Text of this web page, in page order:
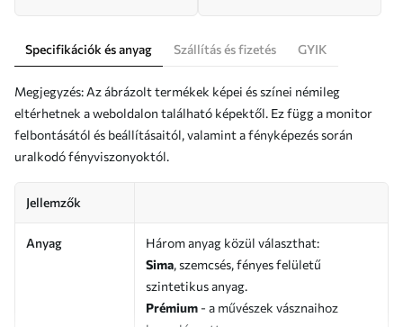
Specifikációk és anyag Szállítás és fizetés GYIK
Megjegyzés: Az ábrázolt termékek képei és színei némileg
eltérhetnek a weboldalon található képektől. Ez függ a monitor
felbontásától és beállításaitól, valamint a fényképezés során
uralkodó fényviszonyoktól.
Jellemzők
Anyag
Három anyag közül választhat:
Sima, szemcsés, fényes felületű
szintetikus anyag.
Prémium - a művészek vásznaihoz